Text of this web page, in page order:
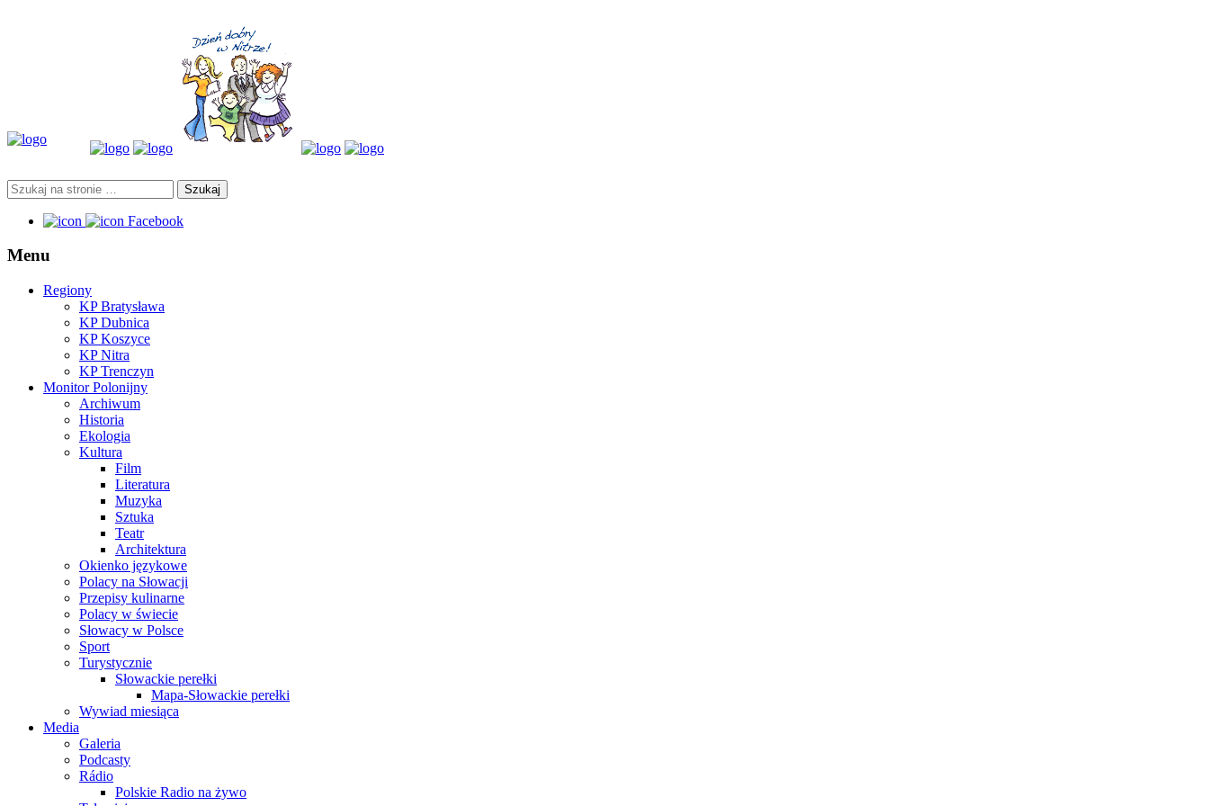
Facebook
Menu
Regiony
KP Bratysława
KP Dubnica
KP Koszyce
KP Nitra
KP Trenczyn
Monitor Polonijny
Archiwum
Historia
Ekologia
Kultura
Film
Literatura
Muzyka
Sztuka
Teatr
Architektura
Okienko językowe
Polacy na Słowacji
Przepisy kulinarne
Polacy w świecie
Słowacy w Polsce
Sport
Turystycznie
Słowackie perełki
Mapa-Słowackie perełki
Wywiad miesiąca
Media
Galeria
Podcasty
Rádio
Polskie Radio na żywo